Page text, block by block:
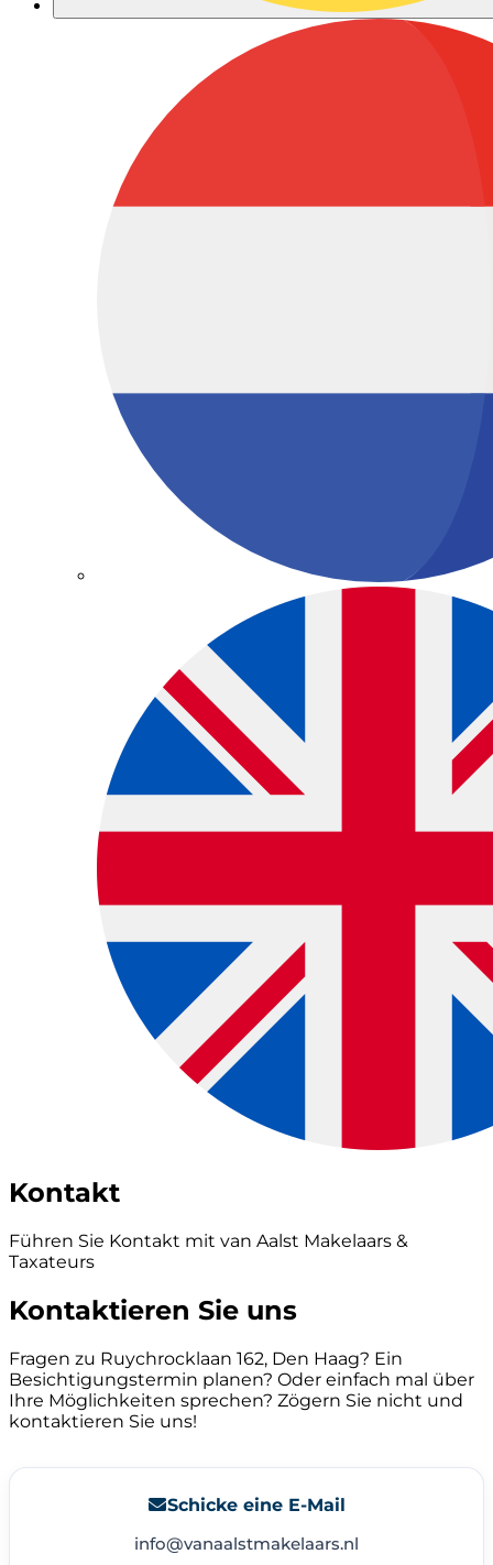
Kontakt
Führen Sie Kontakt mit van Aalst Makelaars &
Taxateurs
Kontaktieren Sie uns
Fragen zu Ruychrocklaan 162, Den Haag? Ein
Besichtigungstermin planen? Oder einfach mal über
Ihre Möglichkeiten sprechen? Zögern Sie nicht und
kontaktieren Sie uns!
Schicke eine E-Mail
info@vanaalstmakelaars.nl